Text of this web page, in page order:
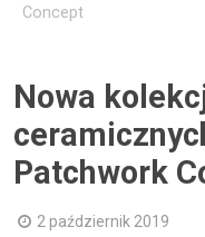
Concept
Nowa
Patchwork
2 październik 2019